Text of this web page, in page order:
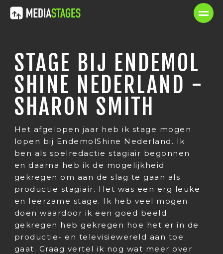
STAGE BIJ ENDEMOL
SHINE NEDERLAND -
SHARON SMITH
Het afgelopen jaar heb ik stage mogen
lopen bij EndemolShine Nederland. Ik
ben als spelredactie stagiair begonnen
en daarna heb ik de mogelijkheid
gekregen om aan de slag te gaan als
productie stagiair. Het was een erg leuke
en leerzame stage. Ik heb veel mogen
doen waardoor ik een goed beeld
gekregen heb gekregen hoe het er in de
productie- en televisiewereld aan toe
gaat. Graag vertel ik nog wat meer over